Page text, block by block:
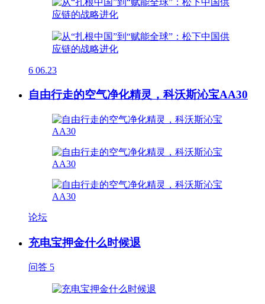
6 06.23
自由行走的空气净化精灵，科沃斯沁宝AA30
论坛
充电宝押金什么时候退
问答 5